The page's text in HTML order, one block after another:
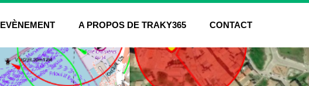
EVÈNEMENT A PROPOS DE TRAKY365 CONTACT